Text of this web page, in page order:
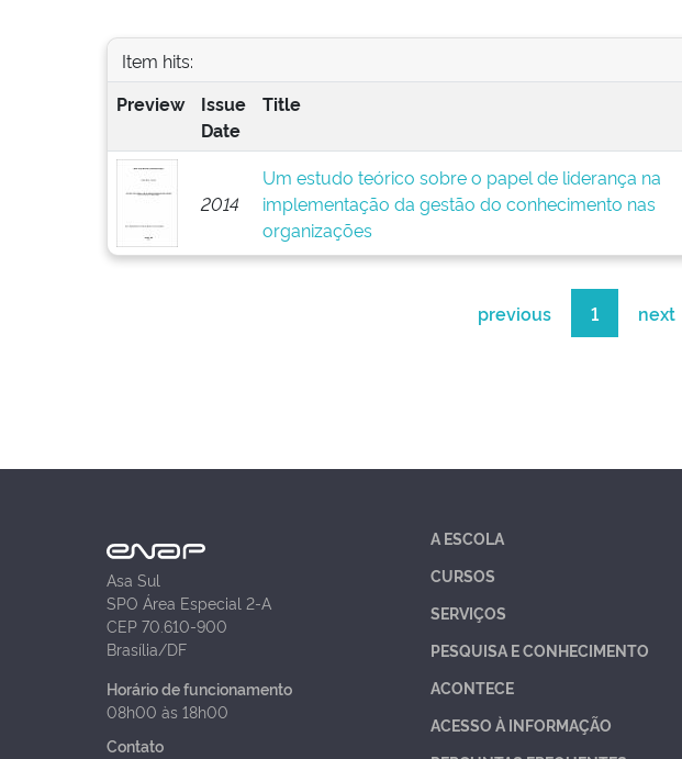
Item hits:
Preview
Issue
Date
Title
2014
Um estudo teórico sobre o papel de liderança na
implementação da gestão do conhecimento nas
organizações
previous 1 next
Asa Sul
SPO Área Especial 2-A
CEP 70.610-900
Brasília/DF
Horário de funcionamento
08h00 às 18h00
Contato
A ESCOLA
CURSOS
SERVIÇOS
PESQUISA E CONHECIMENTO
ACONTECE
ACESSO À INFORMAÇÃO